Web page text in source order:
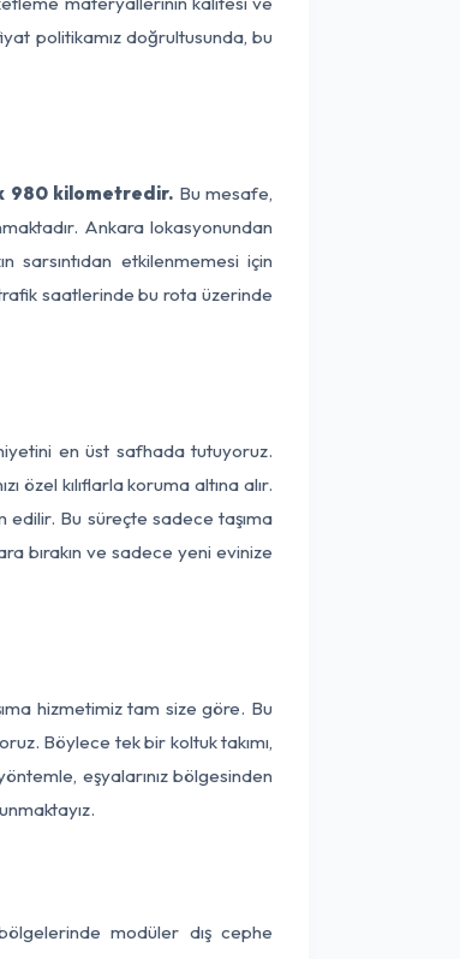
politikamız doğrultusunda, bu
980 kilometredir. Bu mesafe,
Ankara lokasyonundan
sarsıntıdan etkilenmemesi için
saatlerinde bu rota üzerinde
en üst safhada tutuyoruz.
özel kılıflarla koruma altına alır.
Bu süreçte sadece taşıma
bırakın ve sadece yeni evinize
hizmetimiz tam size göre. Bu
Böylece tek bir koltuk takımı,
eşyalarınız bölgesinden
modüler dış cephe